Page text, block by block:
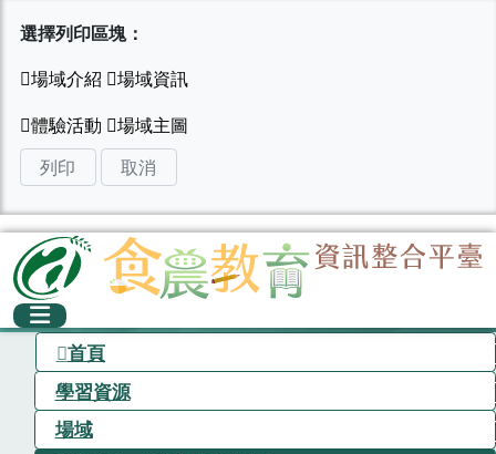
選擇列印區塊：
列印 取消
首頁
學習資源
場域